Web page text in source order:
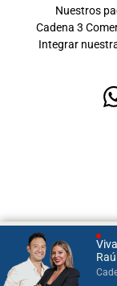
Nuestros
Cadena 3
Integrar